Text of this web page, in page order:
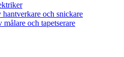
och snickare
och tapetserare